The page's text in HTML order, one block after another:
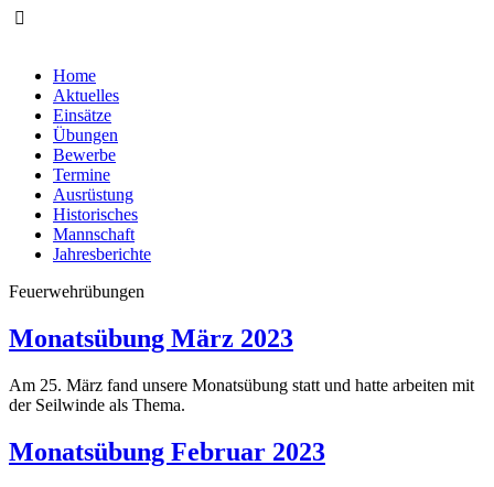
Home
Aktuelles
Einsätze
Übungen
Bewerbe
Termine
Ausrüstung
Historisches
Mannschaft
Jahresberichte
Feuerwehrübungen
Monatsübung März 2023
Am 25. März fand unsere Monatsübung statt und hatte arbeiten mit
der Seilwinde als Thema.
Monatsübung Februar 2023